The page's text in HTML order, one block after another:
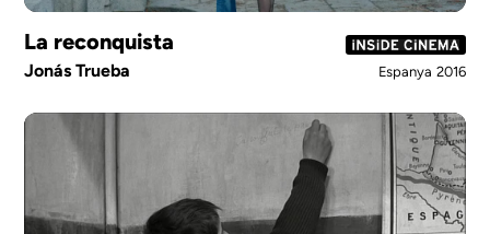
La reconquista
Jonás Trueba Espanya 2016